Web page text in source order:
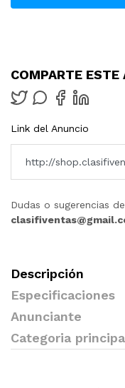
COMPARTE ESTE
Link del Anuncio
Dudas o sugerencias
Descripción
Especificaciones
Anunciante
Categoria